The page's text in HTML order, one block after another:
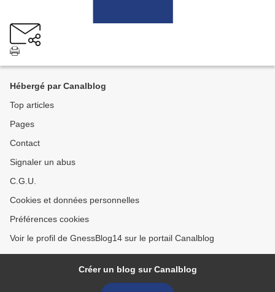
Hébergé par Canalblog
Top articles
Pages
Contact
Signaler un abus
C.G.U.
Cookies et données personnelles
Préférences cookies
Voir le profil de GnessBlog14 sur le portail Canalblog
Créer un blog sur Canalblog